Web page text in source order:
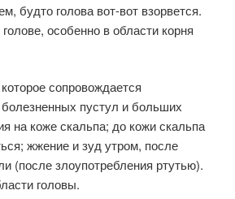
будто голова вот-вот взорвется.
особенно в области корня
сопровождается
пустул и больших
на коже скальпа; до кожи скальпа
жжение и зуд утром, после
(после злоупотребления ртутью).
головы.